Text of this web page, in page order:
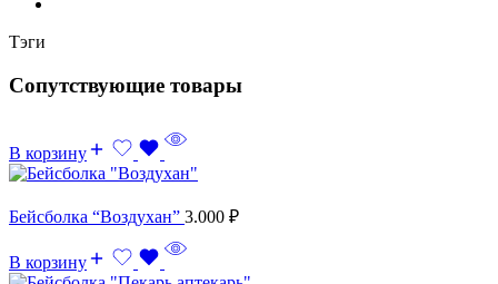
Тэги
Сопутствующие товары
В корзину
Бейсболка “Воздухан” 3.000 ₽
В корзину